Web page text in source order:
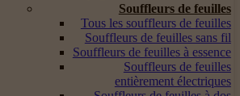
Souffleurs de feuilles
Tous les souffleurs de feuilles
Souffleurs de feuilles sans fil
Souffleurs de feuilles à essence
Souffleurs de feuilles
entièrement électriques